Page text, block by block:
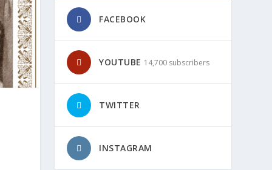
FACEBOOK
YOUTUBE 14,700 subscribers
TWITTER
INSTAGRAM